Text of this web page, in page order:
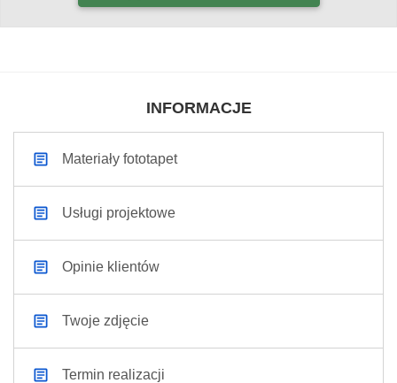
INFORMACJE
Materiały fototapet
Usługi projektowe
Opinie klientów
Twoje zdjęcie
Termin realizacji